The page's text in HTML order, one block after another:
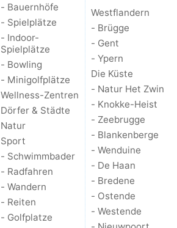
- Bauernhöfe
- Spielplätze
- Indoor-
Spielplätze
- Bowling
- Minigolfplätze
Wellness-Zentren
Dörfer & Städte
Natur
Sport
- Schwimmbader
- Radfahren
- Wandern
- Reiten
- Golfplatze
Westflandern
- Brügge
- Gent
- Ypern
Die Küste
- Natur Het Zwin
- Knokke-Heist
- Zeebrugge
- Blankenberge
- Wenduine
- De Haan
- Bredene
- Ostende
- Westende